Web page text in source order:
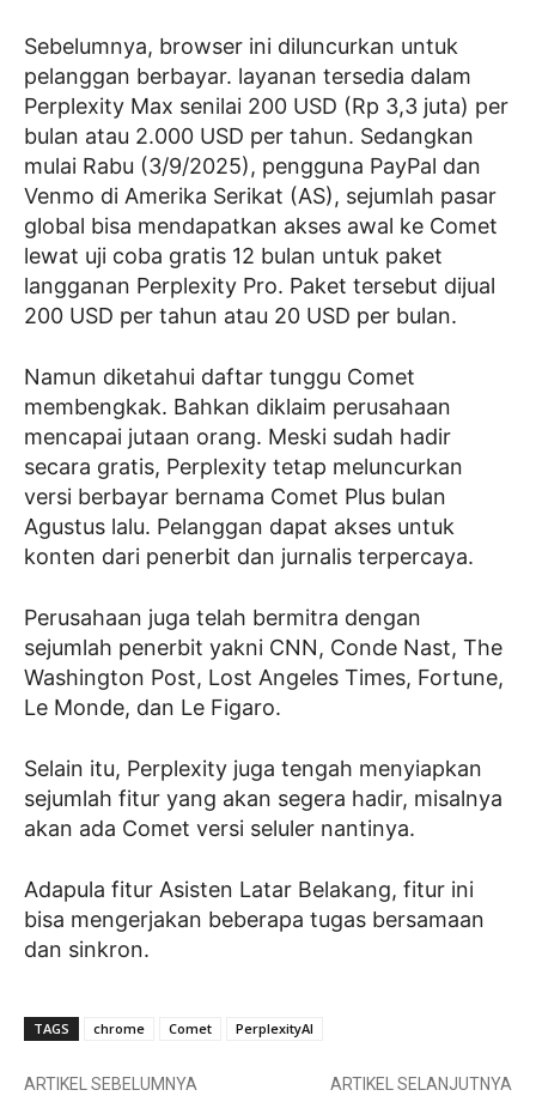
Sebelumnya, browser ini diluncurkan untuk
pelanggan berbayar. layanan tersedia dalam
Perplexity Max senilai 200 USD (Rp 3,3 juta) per
bulan atau 2.000 USD per tahun. Sedangkan
mulai Rabu (3/9/2025), pengguna PayPal dan
Venmo di Amerika Serikat (AS), sejumlah pasar
global bisa mendapatkan akses awal ke Comet
lewat uji coba gratis 12 bulan untuk paket
langganan Perplexity Pro. Paket tersebut dijual
200 USD per tahun atau 20 USD per bulan.
Namun diketahui daftar tunggu Comet
membengkak. Bahkan diklaim perusahaan
mencapai jutaan orang. Meski sudah hadir
secara gratis, Perplexity tetap meluncurkan
versi berbayar bernama Comet Plus bulan
Agustus lalu. Pelanggan dapat akses untuk
konten dari penerbit dan jurnalis terpercaya.
Perusahaan juga telah bermitra dengan
sejumlah penerbit yakni CNN, Conde Nast, The
Washington Post, Lost Angeles Times, Fortune,
Le Monde, dan Le Figaro.
Selain itu, Perplexity juga tengah menyiapkan
sejumlah fitur yang akan segera hadir, misalnya
akan ada Comet versi seluler nantinya.
Adapula fitur Asisten Latar Belakang, fitur ini
bisa mengerjakan beberapa tugas bersamaan
dan sinkron.
TAGS chrome Comet PerplexityAI
ARTIKEL SEBELUMNYA ARTIKEL SELANJUTNYA